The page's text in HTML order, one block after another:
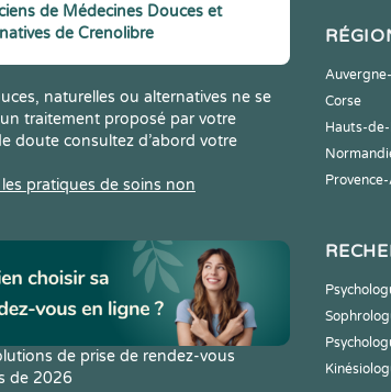
de Médecines Douces et
de Crenolibre
naturelles ou alternatives ne se
traitement proposé par votre
doute consultez d’abord votre
pratiques de soins non
de prise de rendez-vous
de 2026
Corse
Hauts-